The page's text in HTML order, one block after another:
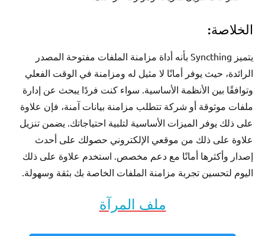
الخلاصة:
يتميز Syncthing بأنه أداة مزامنة الملفات مفتوحة المصدر
الرائدة، حيث يوفر أمانًا لا مثيل له ومزامنة في الوقت الفعلي
وتوافقًا بين الأنظمة الأساسية. سواء كنت فردًا يبحث عن إدارة
ملفات موثوقة أو شركة تتطلب مزامنة بيانات آمنة، فإن علاوة
على ذلك يوفر الميزات الأساسية لتلبية احتياجاتك. يضمن تنزيل
علاوة على ذلك من موقعي الإلكتروني حصولك على أحدث
إصدار وأكثرها أمانًا مع دعم مخصص. استخدم علاوة على ذلك
اليوم لتحسين تجربة مزامنة الملفات الخاصة بك بثقة وسهولة.
ملف المرآة